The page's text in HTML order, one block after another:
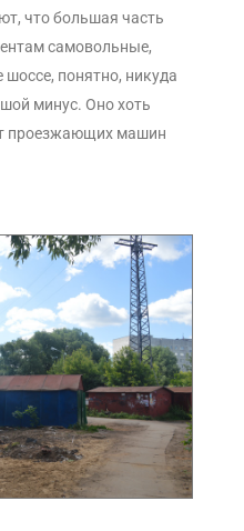
что большая часть
самовольные,
шоссе, понятно, никуда
минус. Оно хоть
проезжающих машин